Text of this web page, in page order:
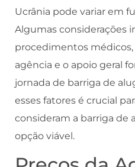
Ucrânia pode variar em
Algumas considerações
procedimentos médicos,
agência e o apoio geral
jornada de barriga de
esses fatores é crucial
consideram a barriga de
opção viável.